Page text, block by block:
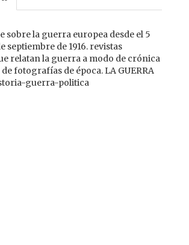
sobre la guerra europea desde el 5
septiembre de 1916. revistas
relatan la guerra a modo de crónica
fotografías de época. LA GUERRA
guerra-politica